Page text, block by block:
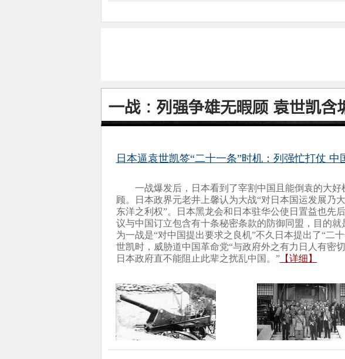
日本逼袁世凯签“二十一条”时机：列强忙打仗 中
一战爆发后，日本看到了宰割中国且能倒袁的大
顾。日本政界元老井上馨认为大战“对日本国运发展乃
东洋之利权”。日本黑龙会和日本驻华公使日置益也先
议与中国订立包含有十条秘密条款的防御同盟，目的
为一战是“对中国提出要求之良机”不久日本提出了“二
世凯时，威胁道中国革命党“与政府外之有力日人有密
日本政府直不能阻止此辈之扰乱中国。”【详细】